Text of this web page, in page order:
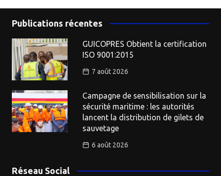
Publications récentes
GUICOPRES Obtient la certification
ISO 9001:2015
7 août 2026
Campagne de sensibilisation sur la
sécurité maritime : les autorités
lancent la distribution de gilets de
sauvetage
6 août 2026
Réseau Social